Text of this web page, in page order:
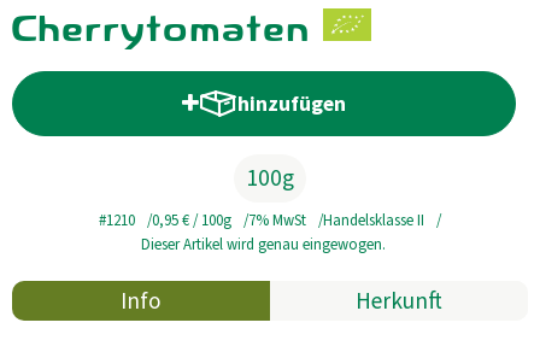
Kosmetik
Haus, Garten, Tier & Co
Genossenschaft & Beitritt
Aktuelles
Cherrytomaten
hinzufügen
Produkt zum Warenkorb
100g
#1210 0,95 €/ 100g 7% MwSt
Handelsklasse II
Dieser Artikel wird genau eingewogen.
Info Herkunft